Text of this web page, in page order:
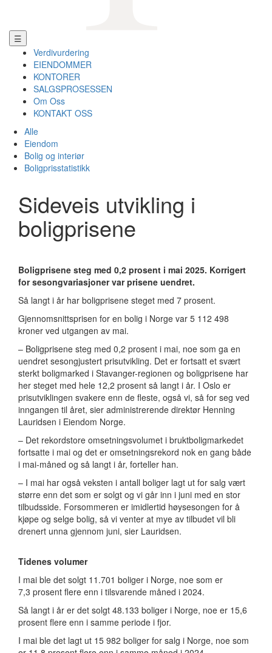
☰
Verdivurdering
EIENDOMMER
KONTORER
SALGSPROSESSEN
Om Oss
KONTAKT OSS
Alle
Eiendom
Bolig og interiør
Boligprisstatistikk
Sideveis utvikling i
boligprisene
Boligprisene steg med 0,2 prosent i mai 2025. Korrigert
for sesongvariasjoner var prisene uendret.
Så langt i år har boligprisene steget med 7 prosent.
Gjennomsnittsprisen for en bolig i Norge var 5 112 498
kroner ved utgangen av mai.
– Boligprisene steg med 0,2 prosent i mai, noe som ga en
uendret sesongjustert prisutvikling. Det er fortsatt et svært
sterkt boligmarked i Stavanger-regionen og boligprisene har
her steget med hele 12,2 prosent så langt i år. I Oslo er
prisutviklingen svakere enn de fleste, også vi, så for seg ved
inngangen til året, sier administrerende direktør Henning
Lauridsen i Eiendom Norge.
– Det rekordstore omsetningsvolumet i bruktboligmarkedet
fortsatte i mai og det er omsetningsrekord nok en gang både
i mai-måned og så langt i år, forteller han.
– I mai har også veksten i antall boliger lagt ut for salg vært
større enn det som er solgt og vi går inn i juni med en stor
tilbudsside. Forsommeren er imidlertid høysesongen for å
kjøpe og selge bolig, så vi venter at mye av tilbudet vil bli
drenert unna gjennom juni, sier Lauridsen.
Tidenes volumer
I mai ble det solgt 11.701 boliger i Norge, noe som er
7,3 prosent flere enn i tilsvarende måned i 2024.
Så langt i år er det solgt 48.133 boliger i Norge, noe er 15,6
prosent flere enn i samme periode i fjor.
I mai ble det lagt ut 15 982 boliger for salg i Norge, noe som